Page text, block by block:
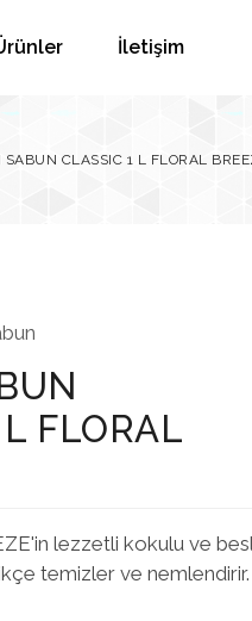
İletişim
SABUN CLASSIC 1 L FLORAL
FLORAL
lezzetli kokulu ve
temizler ve nemlendirir.